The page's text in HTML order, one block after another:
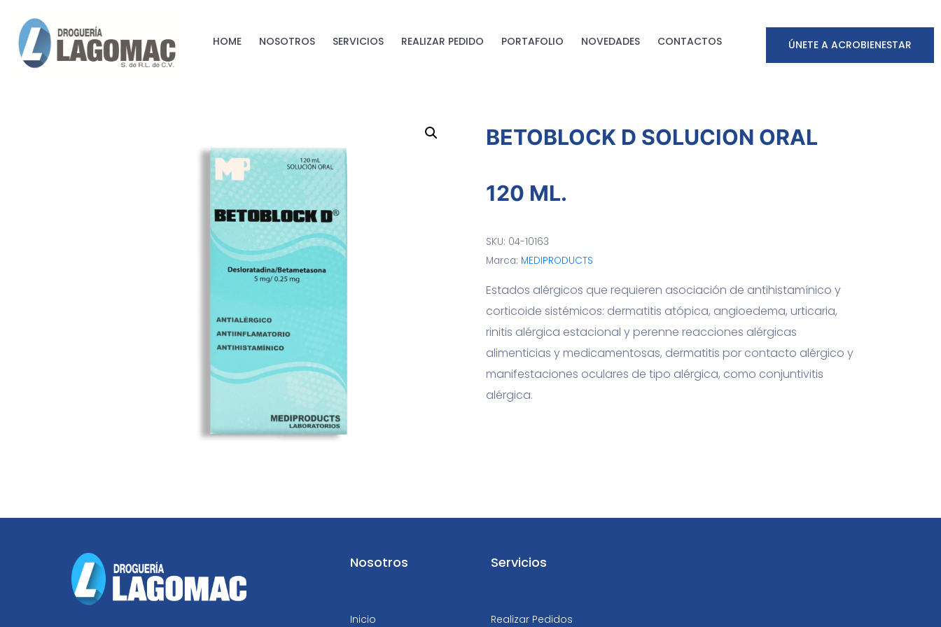
HOME NOSOTROS SERVICIOS REALIZAR PEDIDO PORTAFOLIO NOVEDADES CONTACTOS ÚNETE A ACROBIENESTAR
BETOBLOCK D SOLUCION ORAL
120 ML.
SKU: 04-10163
Marca: MEDIPRODUCTS
Estados alérgicos que requieren asociación de antihistamínico y
corticoide sistémicos: dermatitis atópica, angioedema, urticaria,
rinitis alérgica estacional y perenne reacciones alérgicas
alimenticias y medicamentosas, dermatitis por contacto alérgico y
manifestaciones oculares de tipo alérgica, como conjuntivitis
alérgica.
Nosotros
Inicio
Servicios
Realizar Pedidos